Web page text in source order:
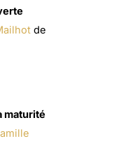
de
maturité